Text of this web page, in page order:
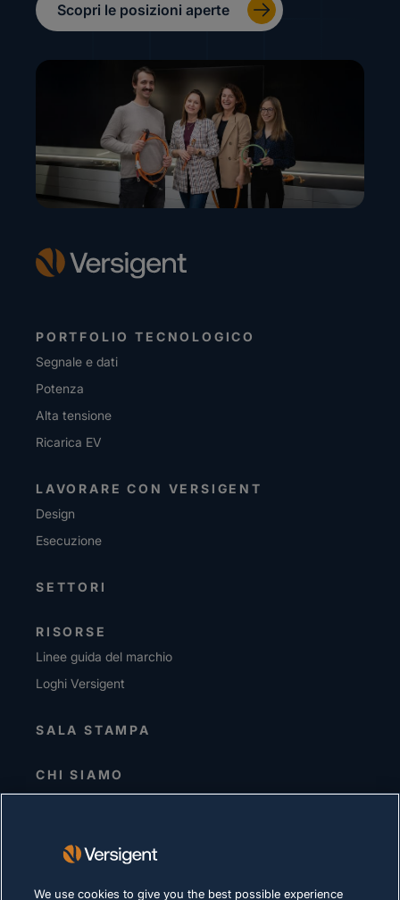
Scopri le posizioni aperte
PORTFOLIO TECNOLOGICO
Segnale e dati
Potenza
Alta tensione
Ricarica EV
LAVORARE CON VERSIGENT
Design
Esecuzione
SETTORI
RISORSE
Linee guida del marchio
Loghi Versigent
SALA STAMPA
CHI SIAMO
Direzione senior
Fornitori
We use cookies to give you the best possible experience